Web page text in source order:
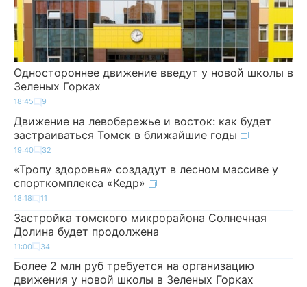
Одностороннее движение введут у новой школы в
Зеленых Горках
18:45 9
Движение на левобережье и восток: как будет
застраиваться Томск в ближайшие годы
19:40 32
«Тропу здоровья» создадут в лесном массиве у
спорткомплекса «Кедр»
18:18 11
Застройка томского микрорайона Солнечная
Долина будет продолжена
11:00 34
Более 2 млн руб требуется на организацию
движения у новой школы в Зеленых Горках